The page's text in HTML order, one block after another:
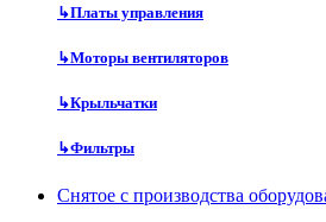
↳Платы управления
↳Моторы вентиляторов
↳Крыльчатки
↳Фильтры
Снятое с производства